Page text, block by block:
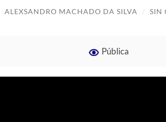
ALEXSANDRO MACHADO DA SILVA / SIN
Pública